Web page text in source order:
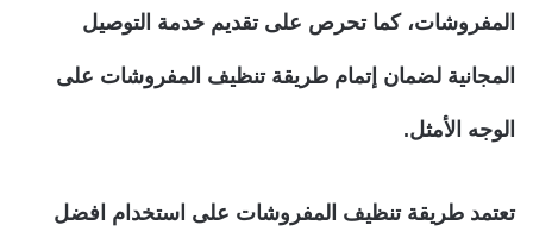
المفروشات، كما تحرص على تقديم خدمة التوصيل
المجانية لضمان إتمام طريقة تنظيف المفروشات على
الوجه الأمثل.
تعتمد طريقة تنظيف المفروشات على استخدام افضل